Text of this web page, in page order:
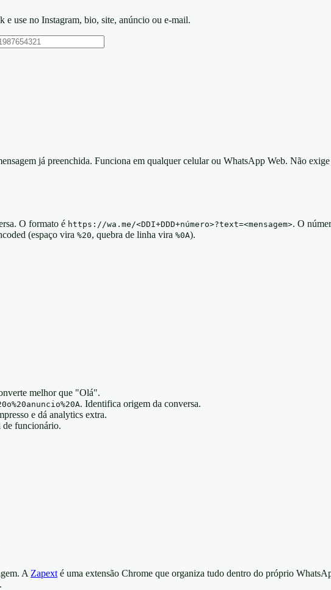
e use no Instagram, bio, site, anúncio ou e-mail.
já preenchida. Funciona em qualquer celular ou WhatsApp Web. Não
O formato é https://wa.me/<DDI+DDD+número>?text=<mensagem>. O
(espaço vira %20, quebra de linha vira %0A).
melhor que "Olá".
. Identifica origem da conversa.
e dá analytics extra.
funcionário.
A Zapext é uma extensão Chrome que organiza tudo dentro do próprio
.